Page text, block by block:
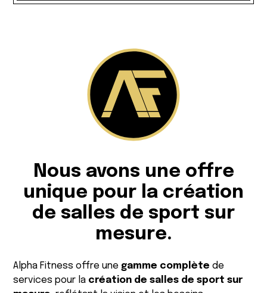
Nous avons une offre
unique pour la création
de salles de sport sur
mesure.
Alpha Fitness offre une gamme complète de
services pour la création de salles de sport sur